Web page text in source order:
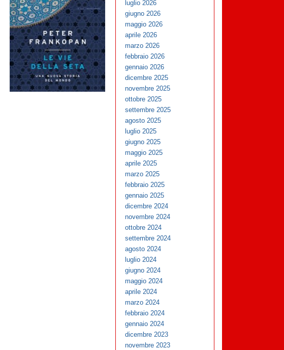
luglio 2026
giugno 2026
maggio 2026
aprile 2026
marzo 2026
febbraio 2026
gennaio 2026
dicembre 2025
novembre 2025
ottobre 2025
settembre 2025
agosto 2025
luglio 2025
giugno 2025
maggio 2025
aprile 2025
marzo 2025
febbraio 2025
gennaio 2025
dicembre 2024
novembre 2024
ottobre 2024
settembre 2024
agosto 2024
luglio 2024
giugno 2024
maggio 2024
aprile 2024
marzo 2024
febbraio 2024
gennaio 2024
dicembre 2023
novembre 2023